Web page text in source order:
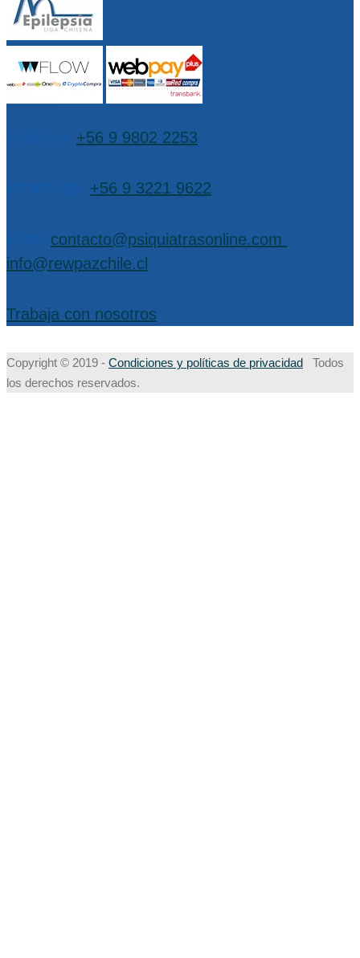
+56 9 9802 2253
+56 9 3221 9622
contacto@psiquiatrasonline.com
info@rewpazchile.cl
Trabaja con nosotros
Copyright © 2019 - Condiciones y políticas de privacidad
Todos
los derechos reservados.